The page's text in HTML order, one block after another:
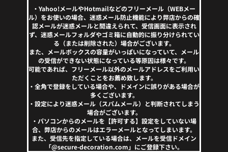
・Yahoo!メールやHotmailなどのフリーメール（WEBメー
ル）をお使いの場合、迷惑メール防止機能により弊店からの確
認メールが迷惑メールと間違えられて、受信画面に表示され
ず、迷惑メールフォルダやゴミ箱に自動的に振り分けられてい
る（または削除された）場合がございます。
また、メールボックスの容量がいっぱいになっていて、メール
の受信ができない状態になっている等原因は様々です。
可能であれば、フリーメール以外のメールアドレスをご利用い
ただくことをお薦め致します。
・全角で登録をしている場合や、ドメインに誤りがある場合が
多くございます。
・設定により迷惑メール（スパムメール）と判断されてしまう
場合がございます。
・パソコンからのメールを【許可する】設定をしていない場
合、弊店からのメールはエラーメールとなってしまいます。
また、受信先を指定している場合は、メールを受信ドメイン
「@secure-decoration.com」にご登録下さい。